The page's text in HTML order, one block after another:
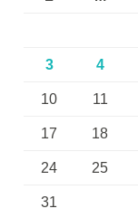
3 4
10 11
17 18
24 25
31